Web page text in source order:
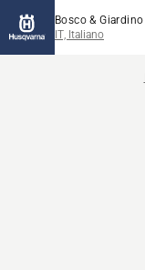
Bosco & Giardino
IT, Italiano